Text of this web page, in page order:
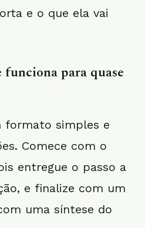
e o que ela vai
para quase
formato simples e
Comece com o
entregue o passo a
e finalize com um
uma síntese do